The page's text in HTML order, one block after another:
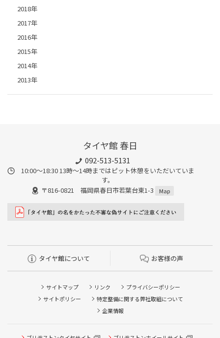
2018年
2017年
2016年
2015年
2014年
2013年
タイヤ館 春日
092-513-5131
10:00～18:30 13時〜14時まではピット休憩をいただいていま
す。
〒816-0821 福岡県春日市若葉台東1-3
Map
タイヤ館について お客様の声
サイトマップ リンク
プライバシーポリシー
サイトポリシー
特定整備に関する弊社取組について
企業情報